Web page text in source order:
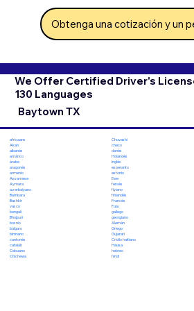
Obtenga una cotización y un
We Offer Certified Driver's
130 Languages
Baytown TX
africaans
Akan
albanés
amárico
árabe
aragonés
armenio
Assamese
Aymara
azerbaiyano
Bambara
Bashkir
vasco
bengalí
Bhojpuri
bosnio
búlgaro
birmano
cantonés
catalán
Cebuano
Chichewa
Chuvashi
checo
danés
Holandés
Inglés
esperanto
estonio
Ewe
feroés
fiyiano
finlandés
Francés
Fula
gallego
georgiano
Alemán
Griego
Gujarati
Criollo haitiano
Hausa
hebreo
hindi